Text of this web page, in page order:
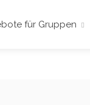
für Gruppen